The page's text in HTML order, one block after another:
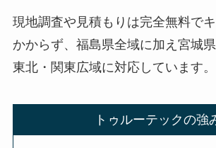
現地調査や見積もりは完全無料で
かからず、福島県全域に加え宮城
東北・関東広域に対応しています。
トゥルーテックの強